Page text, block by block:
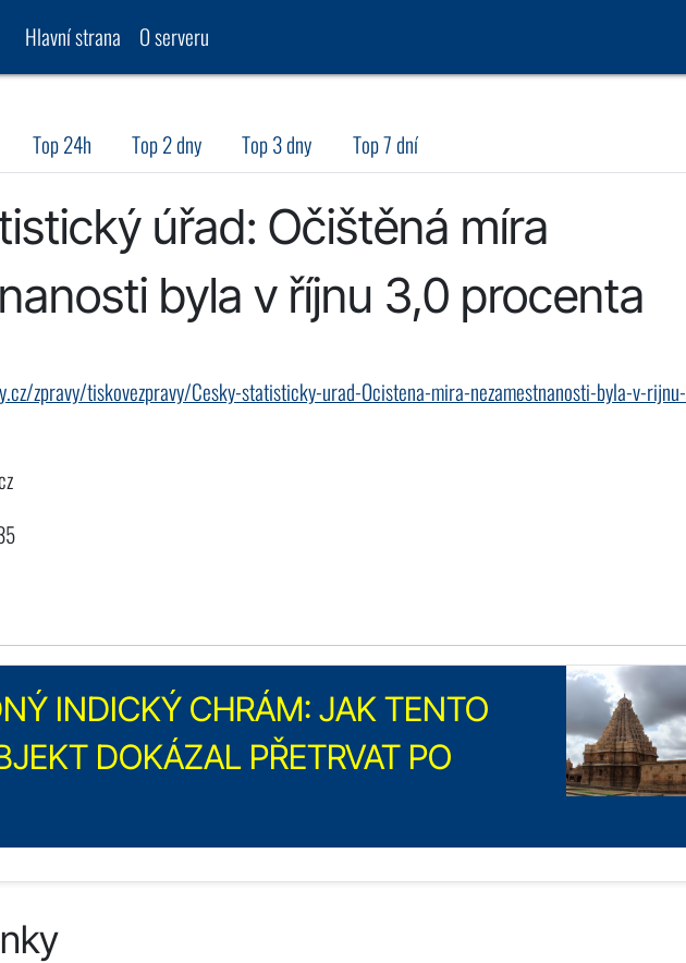
Hlavní strana O serveru
Top 24h Top 2 dny Top 3 dny Top 7 dní
úřad: Očištěná míra
byla v říjnu 3,0 procenta
zpravy/tiskovezpravy/Cesky-statisticky-urad-Ocistena-mira-nezamestnanosti-byla-v-rijnu-
INDICKÝ CHRÁM: JAK TENTO
DOKÁZAL PŘETRVAT PO